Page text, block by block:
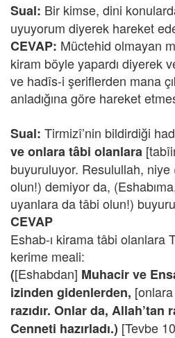
Sual: Bir kimse, dini
uyuyorum diyerek hareket
CEVAP: Müctehid olmayan
kiram böyle yapardı diyerek
ve hadîs-i şeriflerden mana
anladığına göre hareket
Sual: Tirmizî’nin bildirdiği
ve onlara tâbi olanlara
buyuruluyor. Resulullah,
olun!) demiyor da,
uyanlara da tâbi olun!)
CEVAP
Eshab-ı kirama tâbi olanlara
kerime meali:
([Eshabdan] Muhacir ve
izinden gidenlerden,
razıdır. Onlar da, Allah’tan
Cenneti hazırladı.) [Tevbe